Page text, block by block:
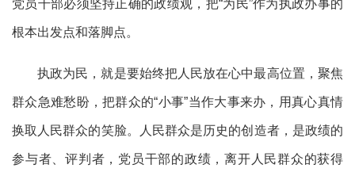
党员干部必须坚持正确的政绩观，把“为民”作为执政办事的
根本出发点和落脚点。
执政为民，就是要始终把人民放在心中最高位置，聚焦
群众急难愁盼，把群众的“小事”当作大事来办，用真心真情
换取人民群众的笑脸。人民群众是历史的创造者，是政绩的
参与者、评判者，党员干部的政绩，离开人民群众的获得